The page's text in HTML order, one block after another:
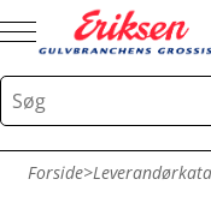
Forside>